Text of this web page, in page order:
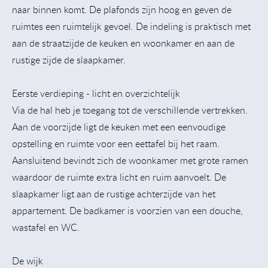
naar binnen komt. De plafonds zijn hoog en geven de
ruimtes een ruimtelijk gevoel. De indeling is praktisch met
aan de straatzijde de keuken en woonkamer en aan de
rustige zijde de slaapkamer.
Eerste verdieping - licht en overzichtelijk
Via de hal heb je toegang tot de verschillende vertrekken.
Aan de voorzijde ligt de keuken met een eenvoudige
opstelling en ruimte voor een eettafel bij het raam.
Aansluitend bevindt zich de woonkamer met grote ramen
waardoor de ruimte extra licht en ruim aanvoelt. De
slaapkamer ligt aan de rustige achterzijde van het
appartement. De badkamer is voorzien van een douche,
wastafel en WC.
De wijk